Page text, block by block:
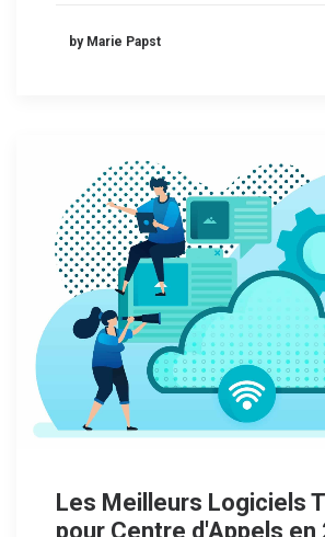
by Marie Papst
Les Meilleurs Logiciels
pour Centre d'Appels en